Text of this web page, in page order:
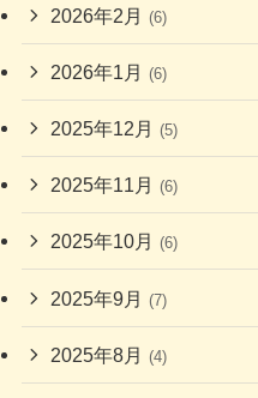
2026年2月 (6)
2026年1月 (6)
2025年12月 (5)
2025年11月 (6)
2025年10月 (6)
2025年9月 (7)
2025年8月 (4)